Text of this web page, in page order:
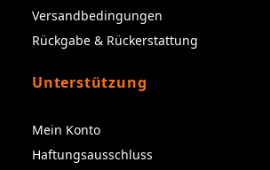
Versandbedingungen
Rückgabe & Rückerstattung
Unterstützung
Mein Konto
Haftungsausschluss